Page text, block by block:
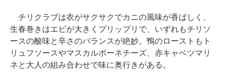
チリクラブは衣がサクサクでカニの風味が香ばしく、
生春巻きはエビが大きくプリップリで、いずれもチリソ
ースの酸味と辛さのバランスが絶妙。鴨のローストもト
リュフソースやマスカルポーネチーズ、赤キャベツマリ
ネと大人の組み合わせで味に奥行きがある。